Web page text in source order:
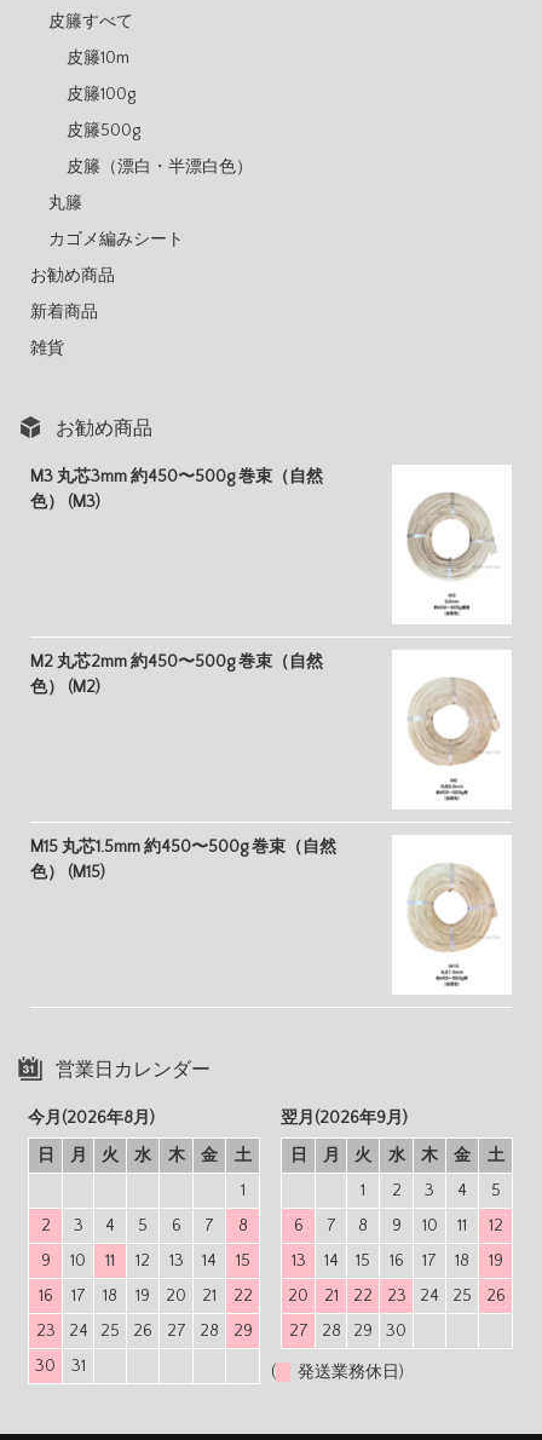
皮籐すべて
皮籐10m
皮籐100g
皮籐500g
皮籐（漂白・半漂白色）
丸籐
カゴメ編みシート
お勧め商品
新着商品
雑貨
お勧め商品
M3 丸芯3mm 約450〜500g 巻束（自然
色） (M3)
M2 丸芯2mm 約450〜500g 巻束（自然
色） (M2)
M15 丸芯1.5mm 約450〜500g 巻束（自然
色） (M15)
営業日カレンダー
今月(2026年8月)
日
月 火 水 木 金
土
1
2
3 4 5 6 7
8
9
10 11 12 13 14
15
16
17 18 19 20 21
22
23
24 25 26 27 28
29
30
31
翌月(2026年9月)
日
月 火 水 木 金
土
1
2 3 4
5
6
7 8 9 10 11
12
13
14 15 16 17 18
19
20
21 22 23 24 25
26
27
28 29 30
( 発送業務休日)